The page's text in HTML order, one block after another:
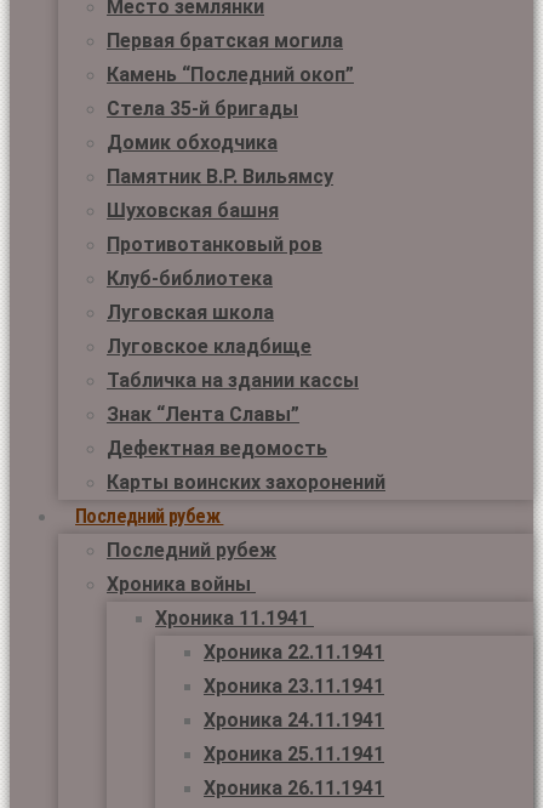
Место землянки
Первая братская могила
Камень “Последний окоп”
Стела 35-й бригады
Домик обходчика
Памятник В.Р. Вильямсу
Шуховская башня
Противотанковый ров
Клуб-библиотека
Луговская школа
Луговское кладбище
Табличка на здании кассы
Знак “Лента Славы”
Дефектная ведомость
Карты воинских захоронений
Последний рубеж
Последний рубеж
Хроника войны
Хроника 11.1941
Хроника 22.11.1941
Хроника 23.11.1941
Хроника 24.11.1941
Хроника 25.11.1941
Хроника 26.11.1941